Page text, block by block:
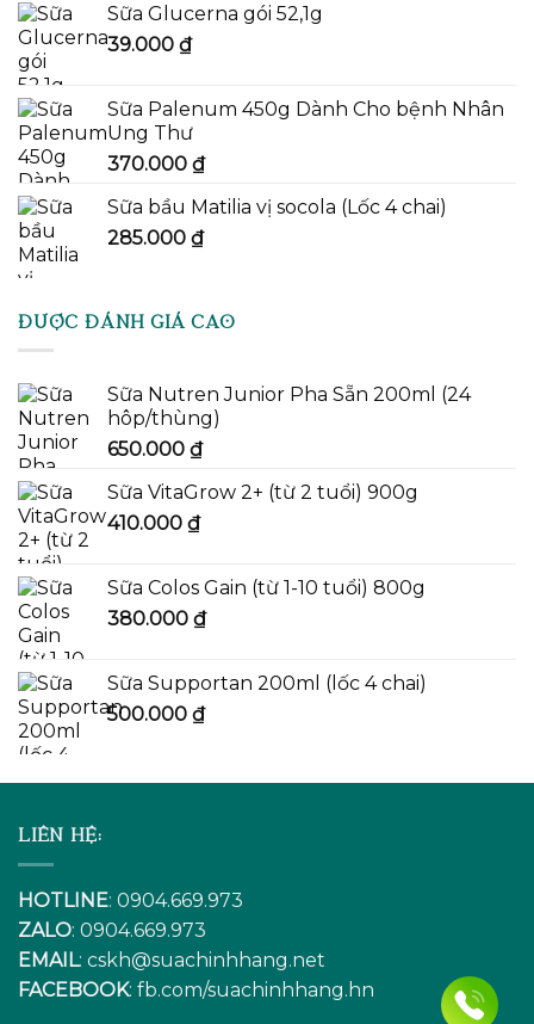
43.000 ₫.là:
Sữa Glucerna gói 52,1g
39.000 ₫
Sữa Palenum 450g Dành Cho bệnh Nhân
Ung Thư
370.000 ₫
Sữa bầu Matilia vị socola (Lốc 4 chai)
285.000 ₫
ĐƯỢC ĐÁNH GIÁ CAO
Sữa Nutren Junior Pha Sẵn 200ml (24
hôp/thùng)
650.000 ₫
Sữa VitaGrow 2+ (từ 2 tuổi) 900g
410.000 ₫
Sữa Colos Gain (từ 1-10 tuổi) 800g
380.000 ₫
Sữa Supportan 200ml (lốc 4 chai)
500.000 ₫
LIÊN HỆ:
HOTLINE: 0904.669.973
ZALO: 0904.669.973
EMAIL: cskh@suachinhhang.net
FACEBOOK: fb.com/suachinhhang.hn